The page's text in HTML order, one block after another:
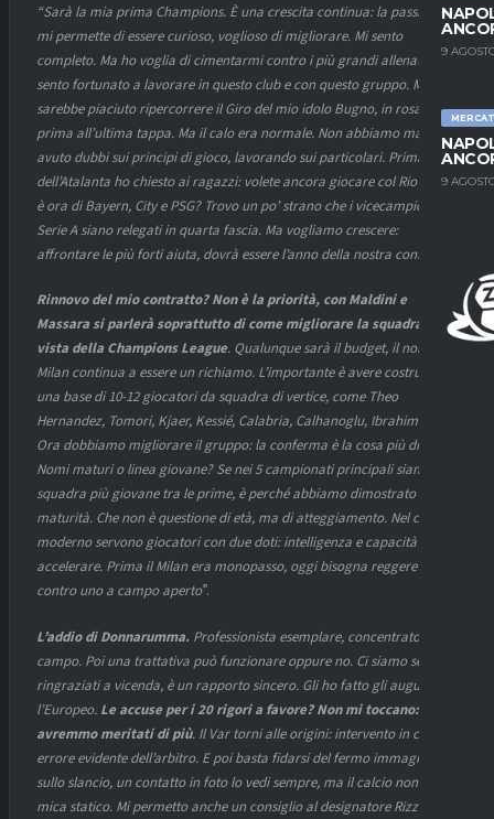
9
9
“Sarà la mia prima Champions. È una crescita continua: la passione
mi permette di essere curioso, voglioso di migliorare. Mi sento
completo. Ma ho voglia di cimentarmi contro i più grandi allenatori. Mi
sento fortunato a lavorare in questo club e con questo gruppo. Mi
sarebbe piaciuto ripercorrere il Giro del mio idolo Bugno, in rosa dalla
prima all’ultima tappa. Ma il calo era normale. Non abbiamo mai
avuto dubbi sui principi di gioco, lavorando sui particolari. Prima
dell’Atalanta ho chiesto ai ragazzi: volete ancora giocare col Rio Ave o
è ora di Bayern, City e PSG? Trovo un po’ strano che i vicecampioni di
Serie A siano relegati in quarta fascia. Ma vogliamo crescere:
affrontare le più forti aiuta, dovrà essere l’anno della nostra conferma
Rinnovo del mio contratto? Non è la priorità, con Maldini e
Massara si parlerà soprattutto di come migliorare la squadra in
vista della Champions League. Qualunque sarà il budget, il nome
Milan continua a essere un richiamo. L’importante è avere costruito
una base di 10-12 giocatori da squadra di vertice, come Theo
Hernandez, Tomori, Kjaer, Kessié, Calabria, Calhanoglu, Ibrahimovic.
Ora dobbiamo migliorare il gruppo: la conferma è la cosa più difficile.
Nomi maturi o linea giovane? Se nei 5 campionati principali siamo la
squadra più giovane tra le prime, è perché abbiamo dimostrato
maturità. Che non è questione di età, ma di atteggiamento. Nel calcio
moderno servono giocatori con due doti: intelligenza e capacità di
accelerare. Prima il Milan era monopasso, oggi bisogna reggere l’uno
contro uno a campo aperto”.
L’addio di Donnarumma. Professionista esemplare, concentrato sul
campo. Poi una trattativa può funzionare oppure no. Ci siamo sentiti e
ringraziati a vicenda, è un rapporto sincero. Gli ho fatto gli auguri per
l’Europeo. Le accuse per i 20 rigori a favore? Non mi toccano: ne
avremmo meritati di più. Il Var torni alle origini: intervento in caso di
errore evidente dell’arbitro. E poi basta fidarsi del fermo immagine:
sullo slancio, un contatto in foto lo vedi sempre, ma il calcio non è
mica statico. Mi permetto anche un consiglio al designatore Rizzoli,